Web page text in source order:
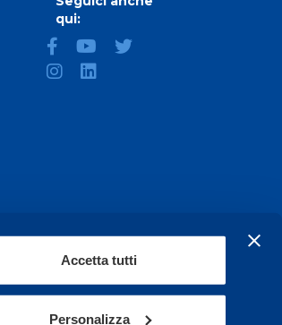
Accetta tutti
Personalizza
qui: